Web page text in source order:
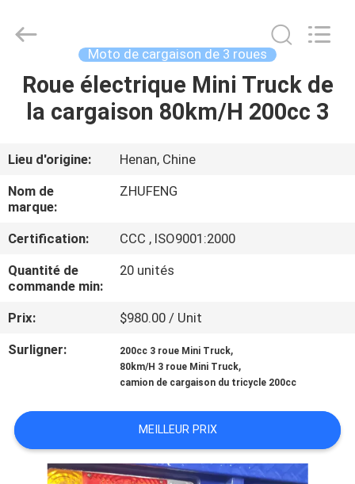
MAISON
AU
SUJET
DE
NOUS
VISITE
D'USINE
DE
QUALITÉ
Motorcycle
Reserved.
Moto de cargaison de 3 roues
Roue électrique Mini Truck de
la cargaison 80km/H 200cc 3
Lieu d'origine:
Henan, Chine
Nom de
marque:
ZHUFENG
Certification:
CCC , ISO9001:2000
Quantité de
commande min:
20 unités
Prix:
$980.00 / Unit
Surligner:
200cc 3 roue Mini Truck,
80km/H 3 roue Mini Truck,
camion de cargaison du tricycle 200cc
MEILLEUR PRIX